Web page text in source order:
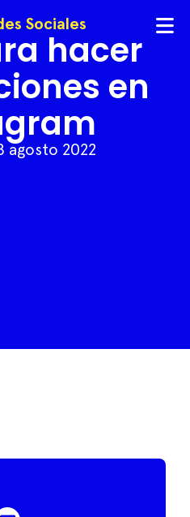
Sociales
hacer
en
agosto 2022